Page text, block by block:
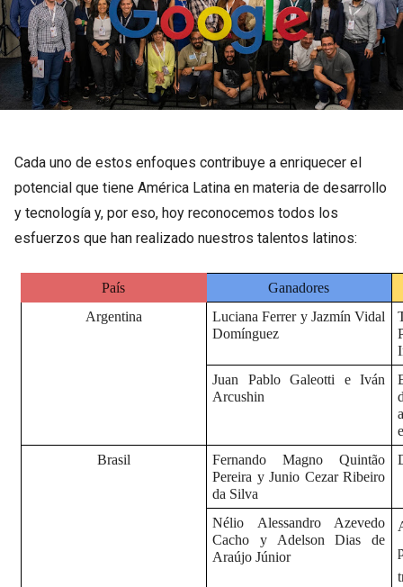
Cada uno de estos enfoques contribuye a enriquecer el
potencial que tiene América Latina en materia de desarrollo
y tecnología y, por eso, hoy reconocemos todos los
esfuerzos que han realizado nuestros talentos latinos:
País
Ganadores
Argentina
Luciana Ferrer y Jazmín Vidal
Domínguez
Juan Pablo Galeotti e Iván
Arcushin
Brasil
Fernando Magno Quintão
Pereira y Junio Cezar Ribeiro
da Silva
Nélio Alessandro Azevedo
Cacho y Adelson Dias de
Araújo Júnior